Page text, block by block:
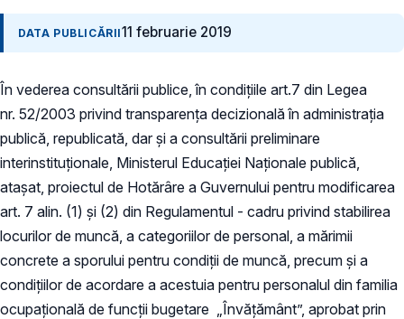
DATA PUBLICĂRII11 februarie 2019
În vederea consultării publice, în condiţiile art.7 din Legea
nr. 52/2003 privind transparenţa decizională în administraţia
publică, republicată, dar și a consultării preliminare
interinstituționale, Ministerul Educaţiei Naţionale publică,
atașat, proiectul de Hotărâre a Guvernului pentru modificarea
art. 7 alin. (1) și (2) din Regulamentul - cadru privind stabilirea
locurilor de muncă, a categoriilor de personal, a mărimii
concrete a sporului pentru condiţii de muncă, precum și a
condițiilor de acordare a acestuia pentru personalul din familia
ocupațională de funcții bugetare „Învățământ”, aprobat prin